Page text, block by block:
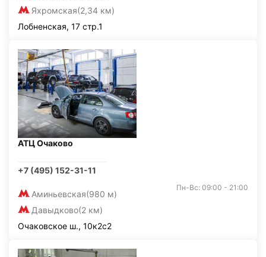
Яхромская(2,34 км)
Лобненская, 17 стр.1
АТЦ Очаково
+7 (495) 152-31-11
Аминьевская(980 м)
Давыдково(2 км)
Пн-Вс: 09:00 - 21:00
Очаковское ш., 10к2с2